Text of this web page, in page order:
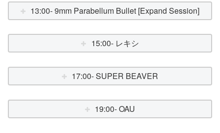
13:00- 9mm Parabellum Bullet [Expand Session]
15:00- レキシ
17:00- SUPER BEAVER
19:00- OAU